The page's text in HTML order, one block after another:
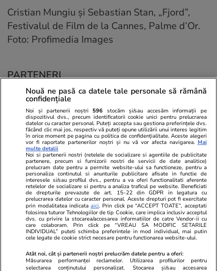
Cristian Mungiu și Sebastian Stan, „Fjord”,
Festivalul de Film de la Cannes, Palme d’Or.
Foto: Profimedia Images
PARTENERI
Viva.ro
"Nici acum nu îi știu bine. Nu îi știu familia".
A tăcut luni întregi, dar acum Gina Matache a
spus adevărul despre relația cu ginerele ei,
Radu Siffr...
Unica.ro
Nu și ei! S-au
căsnicie! Cei doi
secret. Nimeni
motiv al
Nouă ne pasă ca datele tale personale să rămână
confidențiale
Noi și partenerii noștri 596 stocăm și/sau accesăm informații pe
dispozitivul dvs., precum identificatorii cookie unici pentru prelucrarea
datelor cu caracter personal. Puteți accepta sau gestiona preferințele dvs.
făcând clic mai jos, respectiv vă puteți opune utilizării unui interes legitim
în orice moment pe pagina cu politica de confidențialitate. Aceste alegeri
vor fi raportate partenerilor noștri și nu vă vor afecta navigarea. Mai
multe detalii
Noi si partenerii nostri (retelele de socializare si agentiile de publicitate
partenere, precum si furnizorii nostri de servicii de date analitice)
prelucram date pentru a permite website-ului sa functioneze, pentru a
personaliza continutul si anunturile publicitare afisate in functie de
interesele si/sau profilul dvs., pentru a va oferi functionalitati aferente
retelelor de socializare si pentru a analiza traficul pe website. Beneficiati
de drepturile prevazute de art. 15-22 din GDPR in legatura cu
prelucrarea datelor cu caracter personal. Aceste drepturi pot fi exercitate
prin modalitatea indicataaici. Prin click pe “ACCEPT TOATE”, acceptati
folosirea tuturor Tehnologiilor de tip Cookie, care implica inclusiv acceptul
dvs. cu privire la stocarea/accesarea informatiilor de catre Vendor-ii cu
care colaboram. Prin click pe “VREAU SA MODIFIC SETARILE
INDIVIDUAL” puteti schimba preferintele in mod individual, mai putin
cele legate de cookie strict necesare pentru functionarea website-ului.
Atât noi, cât și partenerii noștri prelucrăm datele pentru a oferi:
Măsurarea performanței reclamelor. Utilizarea profilurilor pentru
selectarea conținutului personalizat. Stocarea și/sau accesarea